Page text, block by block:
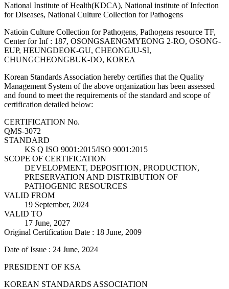
National Institute of Health(KDCA), National institute of Infection
for Diseases, National Culture Collection for Pathogens
Natioin Culture Collection for Pathogens, Pathogens resource TF,
Center for Inf : 187, OSONGSAENGMYEONG 2-RO, OSONG-
EUP, HEUNGDEOK-GU, CHEONGJU-SI,
CHUNGCHEONGBUK-DO, KOREA
Korean Standards Association hereby certifies that the Quality
Management System of the above organization has been assessed
and found to meet the requirements of the standard and scope of
certification detailed below:
CERTIFICATION No.
QMS-3072
STANDARD
KS Q ISO 9001:2015/ISO 9001:2015
SCOPE OF CERTIFICATION
DEVELOPMENT, DEPOSITION, PRODUCTION,
PRESERVATION AND DISTRIBUTION OF
PATHOGENIC RESOURCES
VALID FROM
19 September, 2024
VALID TO
17 June, 2027
Original Certification Date : 18 June, 2009
Date of Issue : 24 June, 2024
PRESIDENT OF KSA
KOREAN STANDARDS ASSOCIATION